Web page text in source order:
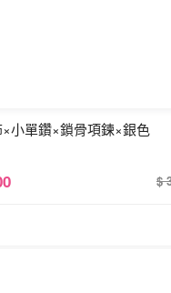
小單鑽×鎖骨項鍊×銀色
$